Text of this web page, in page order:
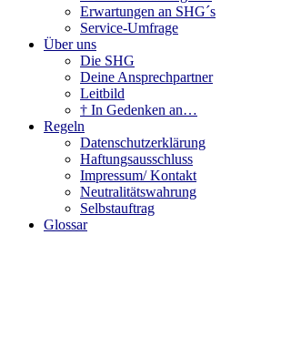
Erwartungen an SHG´s
Service-Umfrage
Über uns
Die SHG
Deine Ansprechpartner
Leitbild
† In Gedenken an…
Regeln
Datenschutzerklärung
Haftungsausschluss
Impressum/ Kontakt
Neutralitätswahrung
Selbstauftrag
Glossar